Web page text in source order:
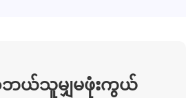
ယ်သူမျှမဖုံးကွယ်